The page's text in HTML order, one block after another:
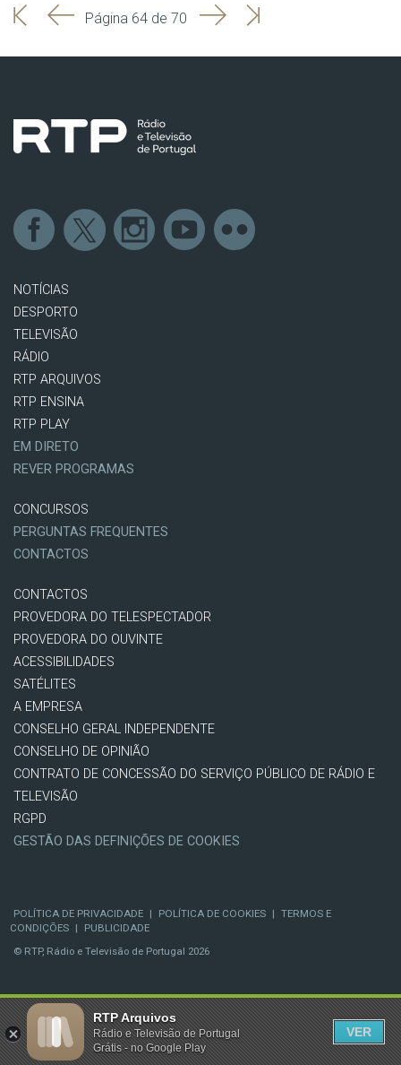
'
'
Página 64 de 70 SeguinteÚltima
NOTÍCIAS
DESPORTO
TELEVISÃO
RÁDIO
RTP ARQUIVOS
RTP ENSINA
RTP PLAY
EM DIRETO
REVER PROGRAMAS
CONCURSOS
PERGUNTAS FREQUENTES
CONTACTOS
CONTACTOS
PROVEDORA DO TELESPECTADOR
PROVEDORA DO OUVINTE
ACESSIBILIDADES
SATÉLITES
A EMPRESA
CONSELHO GERAL INDEPENDENTE
CONSELHO DE OPINIÃO
CONTRATO DE CONCESSÃO DO SERVIÇO PÚBLICO DE RÁDIO E
TELEVISÃO
RGPD
GESTÃO DAS DEFINIÇÕES DE COOKIES
POLÍTICA DE PRIVACIDADE | POLÍTICA DE COOKIES | TERMOS E
CONDIÇÕES |
PUBLICIDADE
© RTP, Rádio e Televisão de Portugal 2026
RTP Arquivos
Rádio e Televisão de Portugal
Grátis - no Google Play
VER